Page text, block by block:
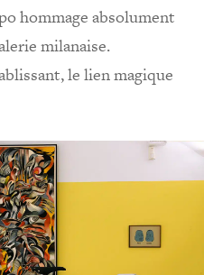
hommage absolument
milanaise.
le lien magique